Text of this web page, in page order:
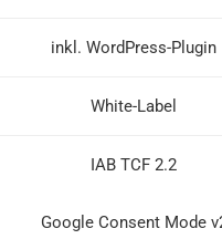
inkl. WordPress-Plugin
White-Label
IAB TCF 2.2
Google Consent Mode